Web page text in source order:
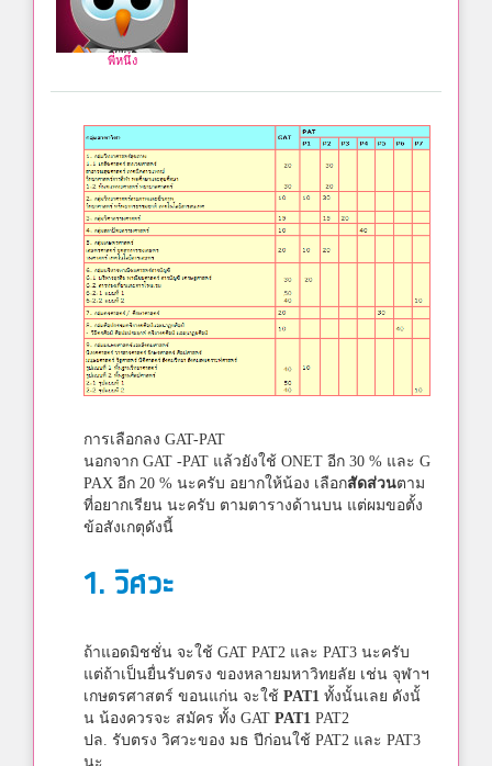
พี่หนึ่ง
การเลือกลง GAT-PAT
นอกจาก GAT -PAT แล้วยังใช้ ONET อีก 30 % และ G
PAX อีก 20 % นะครับ อยากให้น้อง เลือกสัดส่วนตาม
ที่อยากเรียน นะครับ ตามตารางด้านบน แต่ผมขอตั้ง
ข้อสังเกตุดังนี้
1. วิศวะ
ถ้าแอดมิชชั่น จะใช้ GAT PAT2 และ PAT3 นะครับ
แต่ถ้าเป็นยื่นรับตรง ของหลายมหาวิทยลัย เช่น จุฬาฯ
เกษตรศาสตร์ ขอนแก่น จะใช้ PAT1 ทั้งนั้นเลย ดังนั้
น น้องควรจะ สมัคร ทั้ง GAT PAT1 PAT2
ปล. รับตรง วิศวะของ มธ ปีก่อนใช้ PAT2 และ PAT3
นะ